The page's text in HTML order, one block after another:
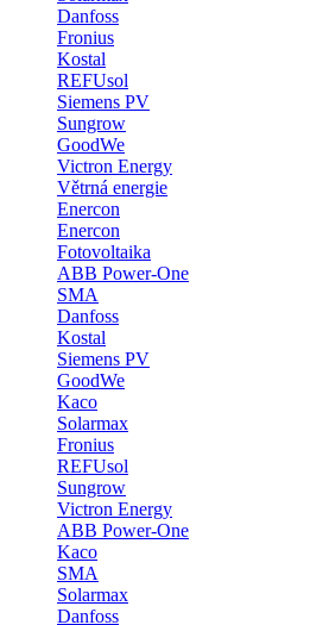
Danfoss
Fronius
Kostal
REFUsol
Siemens PV
Sungrow
GoodWe
Victron Energy
Větrná energie
Enercon
Enercon
Fotovoltaika
ABB Power-One
SMA
Danfoss
Kostal
Siemens PV
GoodWe
Kaco
Solarmax
Fronius
REFUsol
Sungrow
Victron Energy
ABB Power-One
Kaco
SMA
Solarmax
Danfoss